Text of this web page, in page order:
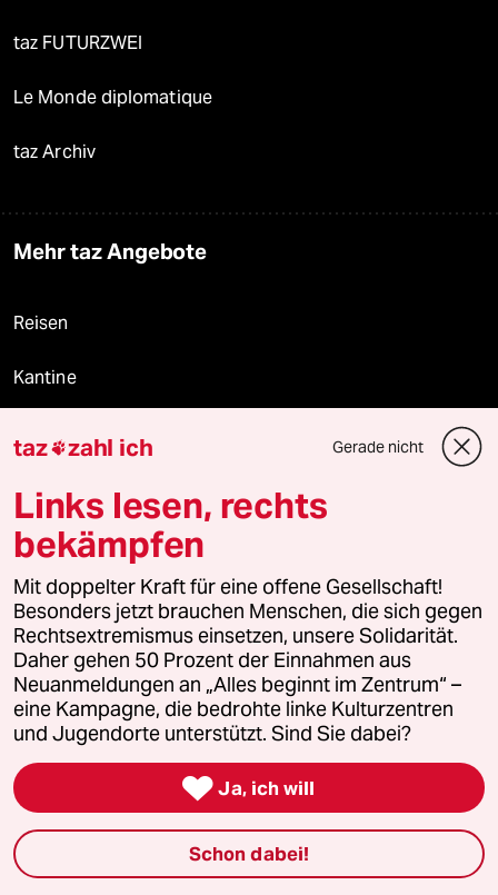
taz FUTURZWEI
Le Monde diplomatique
taz Archiv
Mehr taz Angebote
Reisen
Kantine
Fragen & Hilfe
Feedback
Aboservice
ePaper Login
Downloads für Abonnierende
taz zahl ich Gerade nicht
Links lesen, rechts
bekämpfen
Mit doppelter Kraft für eine offene Gesellschaft!
Besonders jetzt brauchen Menschen, die sich gegen
Rechtsextremismus einsetzen, unsere Solidarität.
Daher gehen 50 Prozent der Einnahmen aus
Neuanmeldungen an „Alles beginnt im Zentrum“ –
eine Kampagne, die bedrohte linke Kulturzentren
und Jugendorte unterstützt. Sind Sie dabei?
 Ja, ich will
Schon dabei!